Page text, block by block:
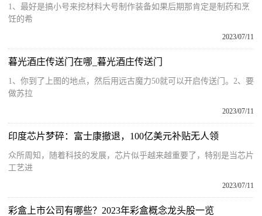
1、最好是搞小号来挖材料大号制作装备如果后期那肯定是制药和烹
饪的希
2023/07/11
暮光酒庄传送门在哪_暮光酒庄传送门
1、你到了上图的地点，然后用远古魔力50就可以开启传送门。2、要
做苏拉
2023/07/11
印度芯片梦碎：富士康撤退，100亿美元补贴无人领
众所周知，随着科技的发展，芯片似乎越来越重要了，特别是当芯片
工艺进
2023/07/11
彩盒上市公司有哪些？2023年彩盒概念龙头股一览